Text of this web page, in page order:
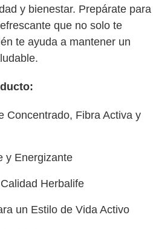
y bienestar. Prepárate para
que no solo te
te ayuda a mantener un
Concentrado, Fibra Activa y
y Energizante
Herbalife
un Estilo de Vida Activo